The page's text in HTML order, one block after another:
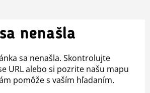
nenašla
sa nenašla. Skontrolujte
URL alebo si pozrite našu mapu
pomôže s vaším hľadaním.